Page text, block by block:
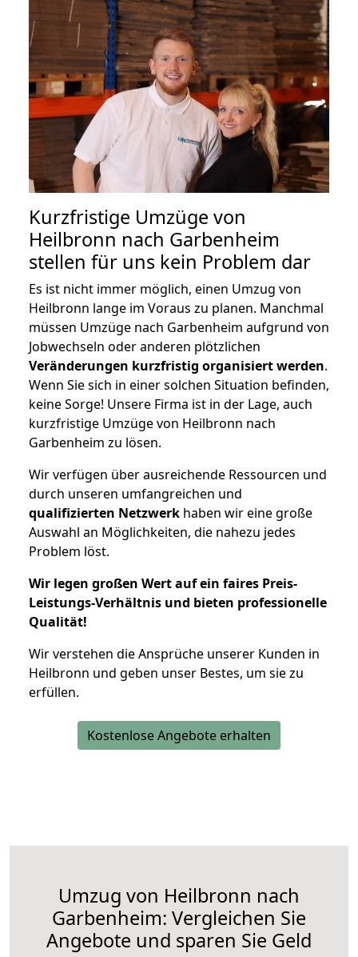
Kurzfristige Umzüge von
Heilbronn nach Garbenheim
stellen für uns kein Problem dar
Es ist nicht immer möglich, einen Umzug von
Heilbronn lange im Voraus zu planen. Manchmal
müssen Umzüge nach Garbenheim aufgrund von
Jobwechseln oder anderen plötzlichen
Veränderungen kurzfristig organisiert werden.
Wenn Sie sich in einer solchen Situation befinden,
keine Sorge! Unsere Firma ist in der Lage, auch
kurzfristige Umzüge von Heilbronn nach
Garbenheim zu lösen.
Wir verfügen über ausreichende Ressourcen und
durch unseren umfangreichen und
qualifizierten Netzwerk haben wir eine große
Auswahl an Möglichkeiten, die nahezu jedes
Problem löst.
Wir legen großen Wert auf ein faires Preis-
Leistungs-Verhältnis und bieten professionelle
Qualität!
Wir verstehen die Ansprüche unserer Kunden in
Heilbronn und geben unser Bestes, um sie zu
erfüllen.
Kostenlose Angebote erhalten
Umzug von Heilbronn nach
Garbenheim: Vergleichen Sie
Angebote und sparen Sie Geld